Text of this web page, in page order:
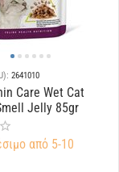
2641010
Care Wet Cat
Jelly 85gr
από 5-10